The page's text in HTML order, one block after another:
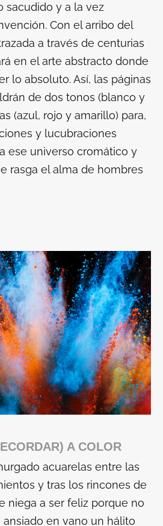
sacudido y a la vez
Con el arribo del
a través de centurias
en el arte abstracto donde
lo absoluto. Así, las páginas
de dos tonos (blanco y
(azul, rojo y amarillo) para,
y lucubraciones
ese universo cromático y
rasga el alma de hombres
A COLOR
acuarelas entre las
y tras los rincones de
niega a ser feliz porque no
en vano un hálito